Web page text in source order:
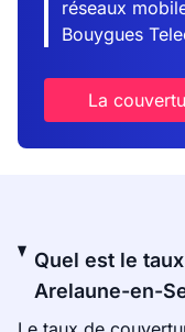
réseaux
Bouygues
La
Quel est le
Arelaune-en-